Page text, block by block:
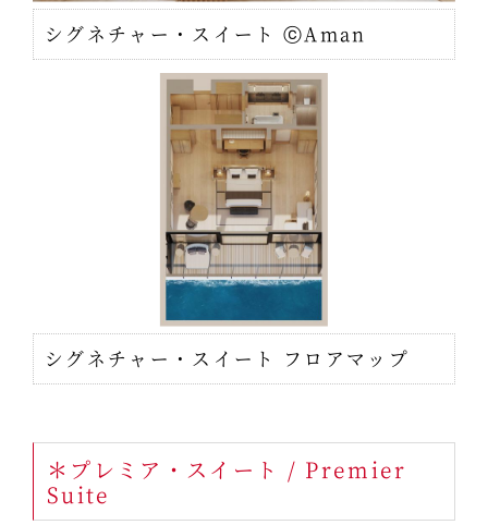
シグネチャー・スイート ⓒAman
シグネチャー・スイート フロアマップ
＊プレミア・スイート / Premier
Suite